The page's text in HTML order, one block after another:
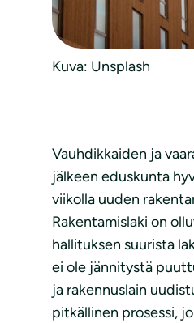
Kuva: Unsplash
Vauhdikkaiden ja
jälkeen eduskunta
viikolla uuden
Rakentamislaki on
hallituksen suurista
ei ole jännitystä
ja rakennuslain
pitkällinen prosessi,